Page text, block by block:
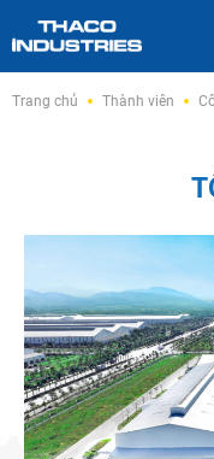
Trang chủ Thành viên